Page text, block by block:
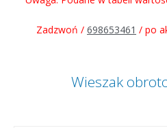
Zadzwoń / 698653461 / po
Wieszak